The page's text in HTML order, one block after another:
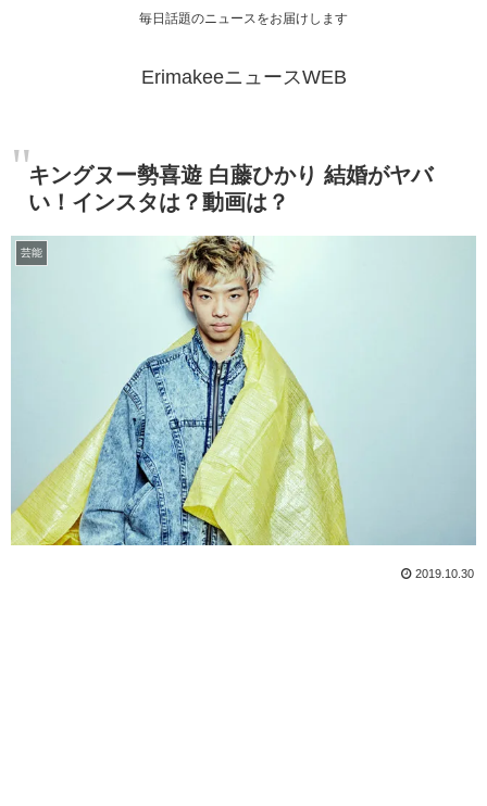
毎日話題のニュースをお届けします
ErimakeeニュースWEB
キングヌー勢喜遊 白藤ひかり 結婚がヤバ
い！インスタは？動画は？
芸能
2019.10.30